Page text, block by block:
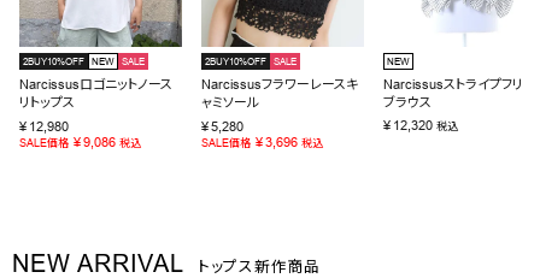
2BUY10%OFF NEW SALE
Narcissusロゴニットノース
リトップス
¥ 12,980
SALE価格 ¥9,086 税込
2BUY10%OFF SALE
Narcissusフラワーレースキ
ャミソール
¥5,280
SALE価格 ¥3,696 税込
NEW
Narcissusストライプフリル
ブラウス
¥ 12,320 税込
NEW ARRIVAL トップス新作商品